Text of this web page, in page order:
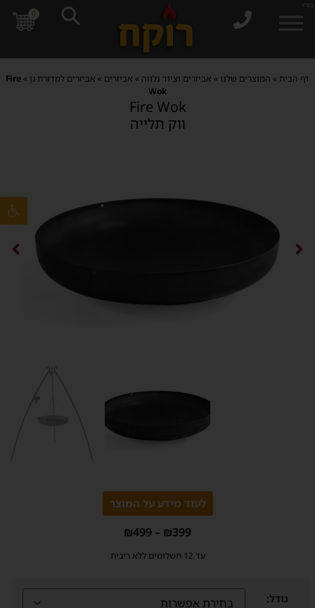
פתח
בס"ד
0
דף הבית » המוצרים שלנו » אביזרים וציוד נלווה » אביזרים » אביזרים למדורת גן »
Fire
Wok
לעוד מידע על המוצר
₪399
–
₪499
עד 12 תשלומים ללא ריבית
גודל:
Fire Wok
ווק תלייה